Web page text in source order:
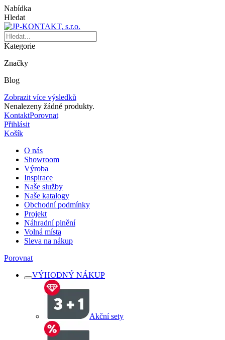
Nabídka
Hledat
Kategorie
Značky
Blog
Zobrazit více výsledků
Nenalezeny žádné produkty.
KontaktPorovnat
Přihlásit
Košík
O nás
Showroom
Výroba
Inspirace
Naše služby
Naše katalogy
Obchodní podmínky
Projekt
Náhradní plnění
Volná místa
Sleva na nákup
Porovnat
VÝHODNÝ NÁKUP
Akční sety